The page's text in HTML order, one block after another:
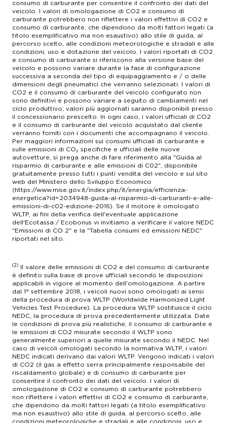
Sistema di ventilazione con display digitale e filtro
antipolline Comandi touch screen e riscaldatore
motore
Sistemi di navigazione 3D+voce, comandi,
memoria interna/HD, a colori, 8,00, 20,3, 0 e 0
Sospensioni alternative sportive
Sospensioni anteriore e posteriore a quadrilatero
Specchietti ripiegabili elettricamente
Specchietto di cortesia per conducente e
passeggero
Specchietto retrovisore int. elettrocromico
Spoiler sul cofano post. e aziionato elettricamente
Tergicristallo con sensore pioggia
Tire kit
Verniciatura pastello
consumo di carburante per consentire il confronto dei dati del
veicolo. I valori di omologazione di CO2 e consumo di
carburante potrebbero non riflettere i valori effettivi di CO2 e
consumo di carburante, che dipendono da molti fattori legati (a
titolo esemplificativo ma non esaustivo) allo stile di guida, al
percorso scelto, alle condizioni meteorologiche e stradali e alle
condizioni, uso e dotazione del veicolo. I valori riportati di CO2
e consumo di carburante si riferiscono alla versione base del
veicolo e possono variare durante la fase di configurazione
successiva a seconda del tipo di equipaggiamento e / o delle
dimensioni degli pneumatici che verranno selezionati. I valori di
CO2 e il consumo di carburante del veicolo configurato non
sono definitivi e possono variare a seguito di cambiamenti nel
ciclo produttivo; valori più aggiornati saranno disponibili presso
il concessionario prescelto. In ogni caso, i valori ufficiali di CO2
e il consumo di carburante del veicolo acquistato dal cliente
verranno forniti con i documenti che accompagnano il veicolo.
Per maggiori informazioni sui consumi ufficiali di carburante e
sulle emissioni di CO₂ specifiche e ufficiali delle nuove
autovetture, si prega anche di fare riferimento alla "Guida al
risparmio di carburante e alle emissioni di C02", disponibile
gratuitamente presso tutti i punti vendita del veicolo e sul sito
web del Ministero dello Sviluppo Economico
(https://www.mise.gov.it/index.php/it/energia/efficienza-
energetica?id=2034948-guida-al-risparmio-di-carburanti-e-alle-
emissioni-di-c02-edizione-2016). Se il motore è omologato
WLTP, ai fini della verifica dell'eventuale applicazione
dell'Ecotassa / Ecobonus vi invitiamo a verificare il valore NEDC
"Emissioni di CO 2" e la "Tabella consumi ed emissioni NEDC"
riportati nel sito.
(2) Il valore delle emissioni di CO2 e del consumo di carburante
è definito sulla base di prove ufficiali secondo le disposizioni
applicabili in vigore al momento dell'omologazione. A partire
dal 1° settembre 2018, i veicoli nuovi sono omologati ai sensi
della procedura di prova WLTP (Worldwide Harmonized Light
Vehicles Test Procedure). La procedura WLTP sostituisce il ciclo
NEDC, la procedura di prova precedentemente utilizzata. Date
le condizioni di prova più realistiche, il consumo di carburante e
le emissioni di CO2 misurate secondo il WLTP sono
generalmente superiori a quelle misurate secondo il NEDC. Nel
caso di veicoli omologati secondo la normativa WLTP, i valori
NEDC indicati derivano dai valori WLTP. Vengono indicati i valori
di CO2 (il gas a effetto serra principalmente responsabile del
riscaldamento globale) e di consumo di carburante per
consentire il confronto dei dati del veicolo. I valori di
omologazione di CO2 e consumo di carburante potrebbero
non riflettere i valori effettivi di CO2 e consumo di carburante,
che dipendono da molti fattori legati (a titolo esemplificativo
ma non esaustivo) allo stile di guida, al percorso scelto, alle
condizioni meteorologiche e stradali e alle condizioni, uso e